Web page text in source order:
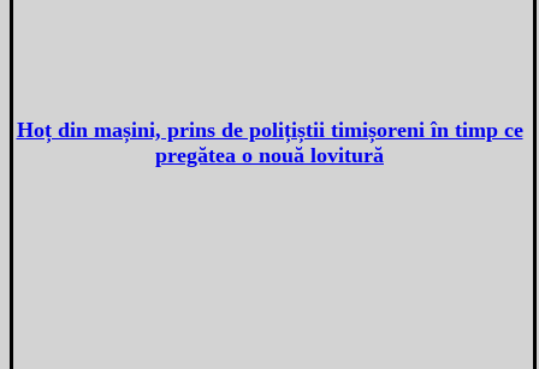
Hoț din mașini, prins de polițiștii timișoreni în timp ce
pregătea o nouă lovitură